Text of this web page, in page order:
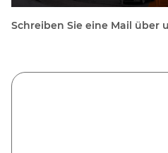
Schreiben Sie eine Mail über